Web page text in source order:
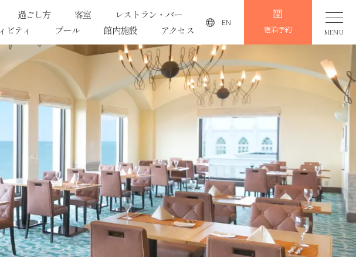
過ごし方 客室
レストラン・バー
ビティ
プール 館内施設 アクセス
EN
宿泊予約 MENU